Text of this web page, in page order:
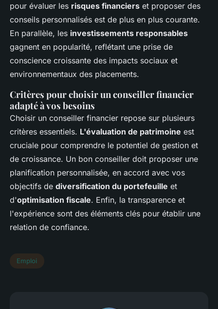
pour évaluer les risques financiers et proposer des
conseils personnalisés est de plus en plus courante.
En parallèle, les investissements responsables
gagnent en popularité, reflétant une prise de
conscience croissante des impacts sociaux et
environnementaux des placements.
Critères pour choisir un conseiller financier
adapté à vos besoins
Choisir un conseiller financier repose sur plusieurs
critères essentiels. L'évaluation de patrimoine est
cruciale pour comprendre le potentiel de gestion et
de croissance. Un bon conseiller doit proposer une
planification personnalisée, en accord avec vos
objectifs de diversification du portefeuille et
d'optimisation fiscale. Enfin, la transparence et
l'expérience sont des éléments clés pour établir une
relation de confiance.
Emploi